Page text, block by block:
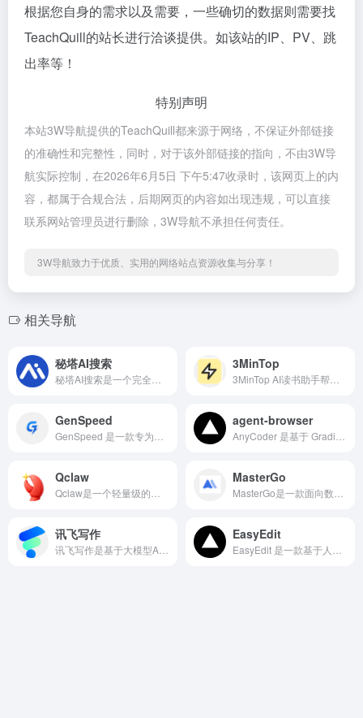
根据您自身的需求以及需要，一些确切的数据则需要找
TeachQuill的站长进行洽谈提供。如该站的IP、PV、跳
出率等！
特别声明
本站3W导航提供的TeachQuill都来源于网络，不保证外部链接
的准确性和完整性，同时，对于该外部链接的指向，不由3W导
航实际控制，在2026年6月5日 下午5:47收录时，该网页上的内
容，都属于合规合法，后期网页的内容如出现违规，可以直接
联系网站管理员进行删除，3W导航不承担任何责任。
3W导航致力于优质、实用的网络站点资源收集与分享！
相关导航
秘塔AI搜索 3MinTop
GenSpeed agent-browser
Qclaw MasterGo
讯飞写作 EasyEdit